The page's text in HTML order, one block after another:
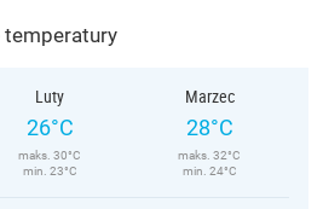
temperatury
Luty
26°C
maks. 30°C
min. 23°C
Marzec
28°C
maks. 32°C
min. 24°C